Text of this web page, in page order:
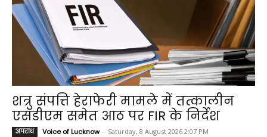
शत्रु संपत्ति हेराफेरी मामले में तत्कालीन
एसडीएम समेत आठ पर FIR के निर्देश
अपराध Voice of Lucknow - Saturday, 8 August 2026 2:07 PM